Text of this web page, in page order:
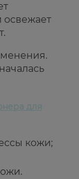
для
кожи;